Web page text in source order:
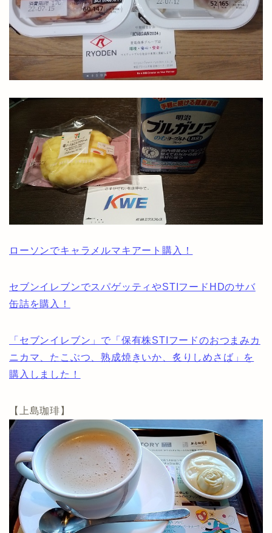
ローソンでキャラメルマキアート購入！
セブンイレブンでスパゲッティやSTIフードHDのサバ
缶詰を購入！
「セブンイレブン」で「保有株STIフードのおつまみカ
ニカマ、たこぶつ、熟成焼きいか、炙りしめさば」を
購入しました！
【上島珈琲】